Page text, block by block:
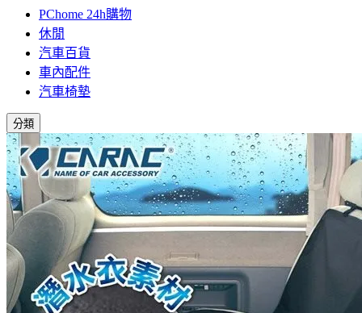
PChome 24h購物
休閒
汽車百貨
車內配件
汽車椅墊
分類